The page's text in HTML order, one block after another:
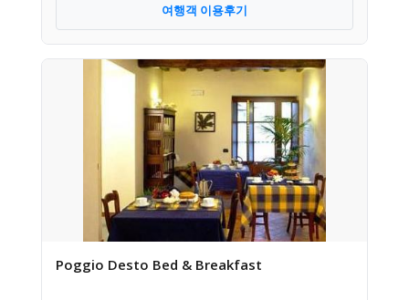
여행객 이용후기
Poggio Desto Bed & Breakfast